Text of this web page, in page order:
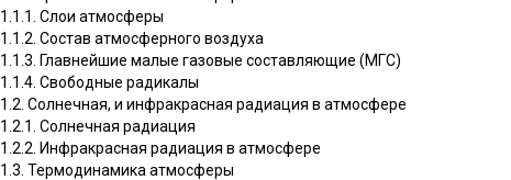
1.1.1. Слои атмосферы
1.1.2. Состав атмосферного воздуха
1.1.3. Главнейшие малые газовые составляющие (МГС)
1.1.4. Свободные радикалы
1.2. Солнечная, и инфракрасная радиация в атмосфере
1.2.1. Солнечная радиация
1.2.2. Инфракрасная радиация в атмосфере
1.3. Термодинамика атмосферы